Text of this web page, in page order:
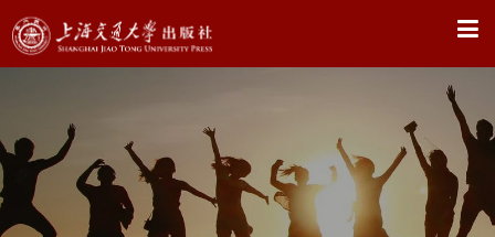
X